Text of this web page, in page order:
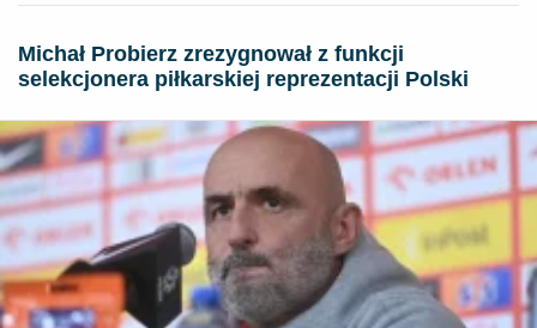
Michał Probierz zrezygnował z funkcji
selekcjonera piłkarskiej reprezentacji Polski